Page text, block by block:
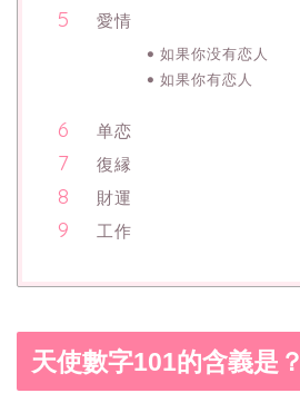
愛情
如果你没有恋人
如果你有恋人
单恋
復縁
財運
工作
天使數字101的含義是？